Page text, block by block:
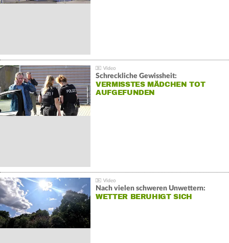
Schreckliche Gewissheit:
VERMISSTES MÄDCHEN TOT
AUFGEFUNDEN
Nach vielen schweren Unwettern:
WETTER BERUHIGT SICH